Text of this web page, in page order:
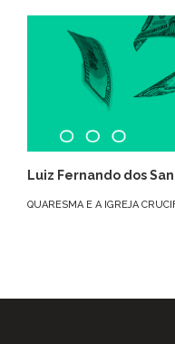
Luiz Fernando dos
QUARESMA E A IGREJA